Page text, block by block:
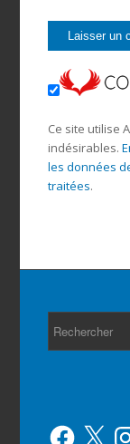
Ce site utilise
indésirables.
les données
traitées.
Facebook
X